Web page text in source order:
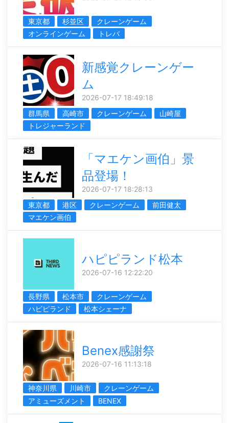
東京都 杉並区
クレーンゲーム
オンラインゲーム
トレバ
新感覚クレーンゲー
ム
2026-07-17 18:49:18
群馬県
高崎市 クレーンゲーム
山崎屋
トレジャーランド
「マエケン画伯」景
品登場！
2026-07-17 18:28:13
東京都
港区 クレーンゲーム
前田健太
マエケン画伯
ハピピランド松本
2026-07-16 12:22:20
長野県 松本市
クレーンゲーム
ハピピランド
松本シェーナ
Benex感謝祭
2026-07-16 11:13:18
神奈川県 川崎市
クレーンゲーム
アミューズメント
BENEX